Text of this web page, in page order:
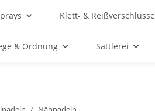
Klett- & Reißverschlüsse
& Ordnung Sattlerei